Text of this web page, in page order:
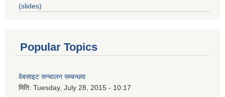
(slides)
Popular Topics
वेबसाइट सन्चालन सम्बन्धमा
मिति: Tuesday, July 28, 2015 - 10:17